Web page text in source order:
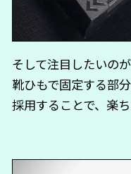
そして注目したいの
靴ひもで固定する部
採用することで、楽